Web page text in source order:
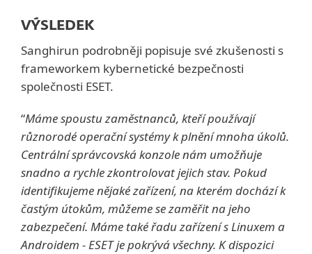
VÝSLEDEK
Sanghirun podrobněji popisuje své zkušenosti s
frameworkem kybernetické bezpečnosti
společnosti ESET.
“Máme spoustu zaměstnanců, kteří používají
různorodé operační systémy k plnění mnoha úkolů.
Centrální správcovská konzole nám umožňuje
snadno a rychle zkontrolovat jejich stav. Pokud
identifikujeme nějaké zařízení, na kterém dochází k
častým útokům, můžeme se zaměřit na jeho
zabezpečení. Máme také řadu zařízení s Linuxem a
Androidem - ESET je pokrývá všechny. K dispozici